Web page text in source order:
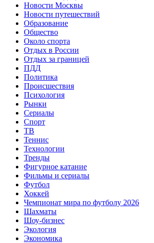
Новости Москвы
Новости путешествий
Образование
Общество
Около спорта
Отдых в России
Отдых за границей
ПДД
Политика
Происшествия
Психология
Рынки
Сериалы
Спорт
ТВ
Теннис
Технологии
Тренды
Фигурное катание
Фильмы и сериалы
Футбол
Хоккей
Чемпионат мира по футболу 2026
Шахматы
Шоу-бизнес
Экология
Экономика